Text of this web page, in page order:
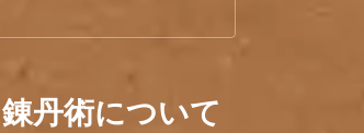
丹術について